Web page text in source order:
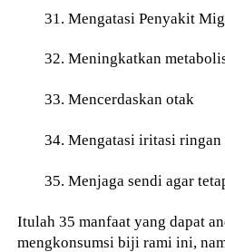
31. Mengatasi Penyakit
32. Meningkatkan
33. Mencerdaskan otak
34. Mengatasi iritasi ringan
35. Menjaga sendi agar
Itulah 35 manfaat yang dapat
mengkonsumsi biji rami ini,